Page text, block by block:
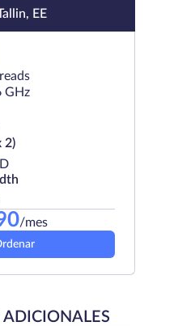
EE
GHz
2)
/mes
ADICIONALES